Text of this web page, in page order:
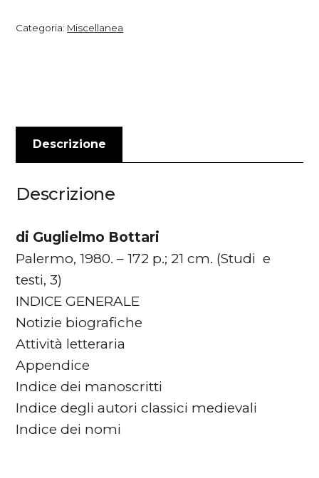
del
Categoria: Miscellanea
Descrizione
Descrizione
di Guglielmo Bottari
Palermo, 1980. – 172 p.; 21 cm. (Studi e
testi, 3)
INDICE GENERALE
Notizie biografiche
Attività letteraria
Appendice
Indice dei manoscritti
Indice degli autori classici medievali
Indice dei nomi